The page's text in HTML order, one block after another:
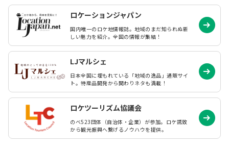
ロケーションジャパン
国内唯一のロケ地情報誌。地域のまだ知られぬ新
しい魅力を紹介。全国の情報が集結！
LJマルシェ
日本全国に埋もれている「地域の逸品」通販サイ
ト。特産品開発から関わりネタも満載！
ロケツーリズム協議会
のべ523団体（自治体・企業）が参加。ロケ誘致
から観光振興へ繋げるノウハウを提供。